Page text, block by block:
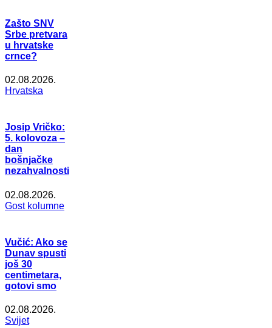
Zašto SNV
Srbe pretvara
u hrvatske
crnce?
02.08.2026.
Hrvatska
Josip Vričko:
5. kolovoza –
dan
bošnjačke
nezahvalnosti
02.08.2026.
Gost kolumne
Vučić: Ako se
Dunav spusti
još 30
centimetara,
gotovi smo
02.08.2026.
Svijet